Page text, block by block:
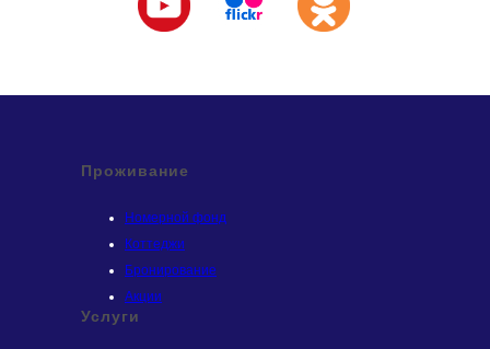
Проживание
Номерной фонд
Коттеджи
Бронирование
Акции
Услуги